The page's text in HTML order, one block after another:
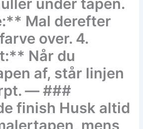
under tapen.
Mal derefter
over. 4.
Når du
af, står linjen
— ###
finish Husk altid
mens